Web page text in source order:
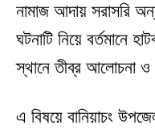
নামাজ আদায় সরাসরি
ঘটনাটি নিয়ে বর্তমানে
স্থানে তীব্র আলোচনা ও
এ বিষয়ে বানিয়াচং